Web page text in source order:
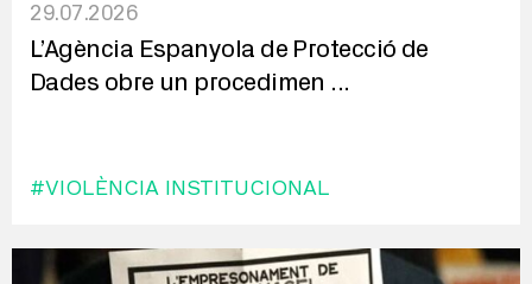
29.07.2026
L’Agència Espanyola de Protecció de
Dades obre un procedimen ...
#VIOLÈNCIA INSTITUCIONAL